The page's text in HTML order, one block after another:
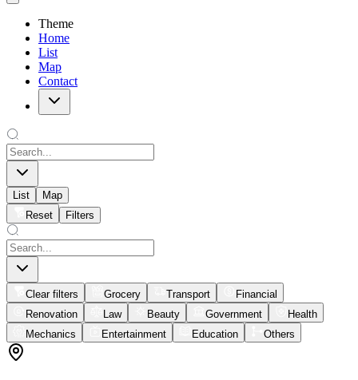
Theme
Home
List
Map
Contact
List
Map
Reset
Filters
Clear filters Grocery Transport
Financial
Renovation
Law Beauty Government
Health
Mechanics
Entertainment Education Others